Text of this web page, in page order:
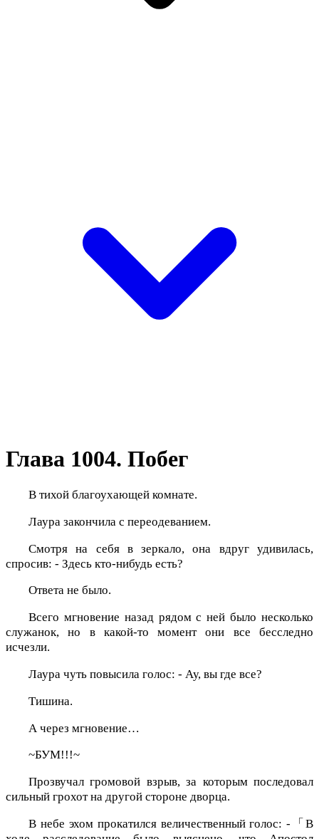
Глава 1004. Побег
В тихой благоухающей комнате.
Лаура закончила с переодеванием.
Смотря на себя в зеркало, она вдруг удивилась,
спросив: - Здесь кто-нибудь есть?
Ответа не было.
Всего мгновение назад рядом с ней было несколько
служанок, но в какой-то момент они все бесследно
исчезли.
Лаура чуть повысила голос: - Ау, вы где все?
Тишина.
А через мгновение…
~БУМ!!!~
Прозвучал громовой взрыв, за которым последовал
сильный грохот на другой стороне дворца.
В небе эхом прокатился величественный голос: -「В